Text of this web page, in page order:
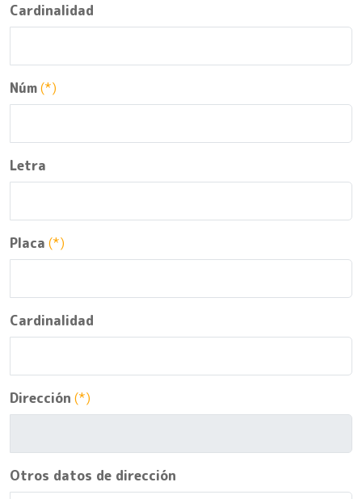
Cardinalidad
Núm(*)
Letra
Placa (*)
Cardinalidad
Dirección (*)
Otros datos de dirección